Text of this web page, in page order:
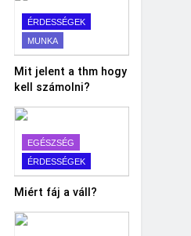
ÉRDESSÉGEK
MUNKA
Mit jelent a thm hogy
kell számolni?
EGÉSZSÉG
ÉRDESSÉGEK
Miért fáj a váll?